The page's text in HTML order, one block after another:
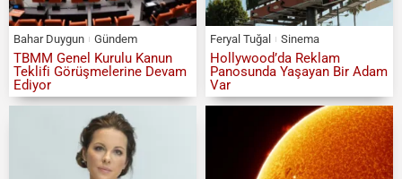
Bahar Duygun Gündem
TBMM Genel Kurulu Kanun
Teklifi Görüşmelerine Devam
Ediyor
Feryal Tuğal Sinema
Hollywood’da Reklam
Panosunda Yaşayan Bir Adam
Var